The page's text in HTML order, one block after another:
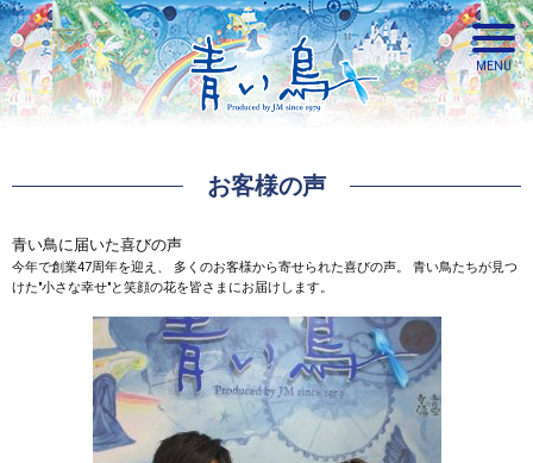
お客様の声
青い鳥に届いた喜びの声
今年で創業47周年を迎え、 多くのお客様から寄せられた喜びの声。
青い鳥たちが見つ
けた"小さな幸せ"と笑顔の花を皆さまにお届けします。